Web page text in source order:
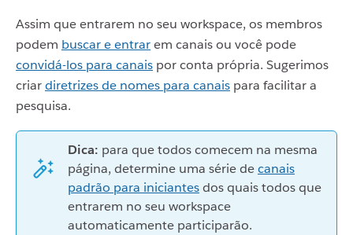
Assim que entrarem no seu workspace, os membros
podem buscar e entrarem canais ou você pode
convidá-los para canais por conta própria. Sugerimos
criardiretrizes de nomes para canais para facilitar a
pesquisa.
Dica: para que todos comecem na mesma
página, determine uma série decanais
padrão para iniciantesdos quais todos que
entrarem no seu workspace
automaticamente participarão.